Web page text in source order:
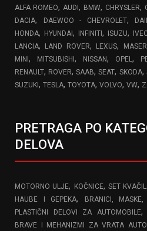
ALFA ROMEO, AUDI, BMW, CHRYSLER,
DACIA, DAEWOO - CHEVROLET,
HONDA, HYUNDAI, INFINITI, ISUZU,
LANCIA, LAND ROVER, LEXUS,
MINI, MITSUBISHI, NISSAN, OPEL ,
RENAULT, ROVER,SAAB,SEAT, SKODA,
SUZUKI, TESLA, TOYOTA, VOLVO, VW,
PRETRAGA PO
DELOVA
MOTORNO ULJE, KOČNICE, SET
HAUBE I GEPEKA,
BRANICI,
PLASTIČNI DELOVI ZA AUTOMOBILE,
BRAVE I MEHANIZMI ZA VRATA